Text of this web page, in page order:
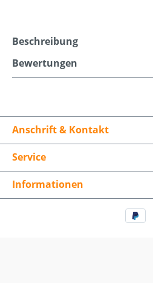
Beschreibung
Bewertungen
Anschrift & Kontakt
Service
Informationen